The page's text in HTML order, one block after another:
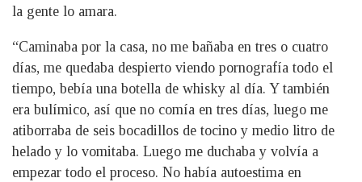
la gente lo amara.
“Caminaba por la casa, no me bañaba en tres o cuatro
días, me quedaba despierto viendo pornografía todo el
tiempo, bebía una botella de whisky al día. Y también
era bulímico, así que no comía en tres días, luego me
atiborraba de seis bocadillos de tocino y medio litro de
helado y lo vomitaba. Luego me duchaba y volvía a
empezar todo el proceso. No había autoestima en